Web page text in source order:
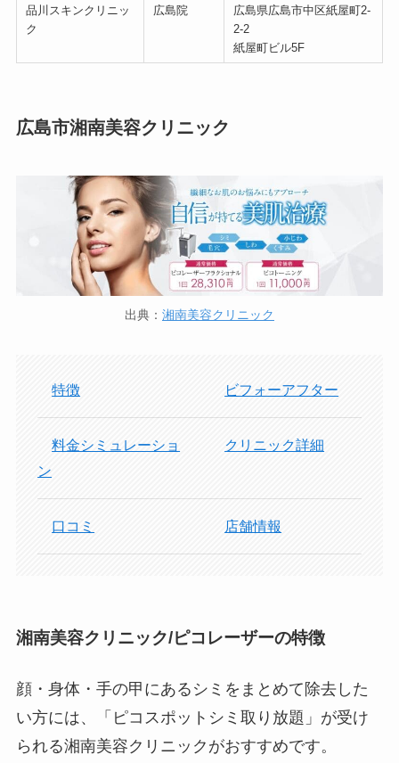
品川スキンクリニッ
ク
広島院
広島県広島市中区紙屋町2-
2-2
紙屋町ビル5F
広島市湘南美容クリニック
出典： 湘南美容クリニック
特徴 ビフォーアフター
料金シミュレーショ
ン
クリニック詳細
口コミ 店舗情報
湘南美容クリニック/ピコレーザーの特徴
顔・身体・手の甲にあるシミをまとめて除去した
い方には、「ピコスポットシミ取り放題」が受け
られる湘南美容クリニックがおすすめです。